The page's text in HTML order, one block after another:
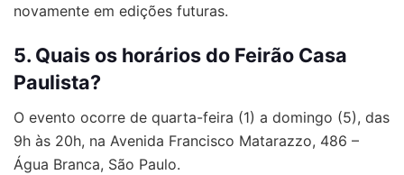
novamente em edições futuras.
5. Quais os horários do Feirão Casa
Paulista?
O evento ocorre de quarta-feira (1) a domingo (5), das
9h às 20h, na Avenida Francisco Matarazzo, 486 –
Água Branca, São Paulo.